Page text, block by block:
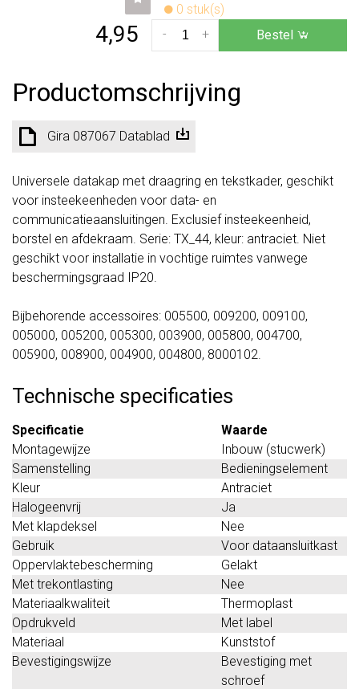
0 stuk(s)
4,95 +
- Bestel
Productomschrijving
Gira 087067 Datablad
Universele datakap met draagring en tekstkader, geschikt
voor insteekeenheden voor data- en
communicatieaansluitingen. Exclusief insteekeenheid,
borstel en afdekraam. Serie: TX_44, kleur: antraciet. Niet
geschikt voor installatie in vochtige ruimtes vanwege
beschermingsgraad IP20.
Bijbehorende accessoires: 005500, 009200, 009100,
005000, 005200, 005300, 003900, 005800, 004700,
005900, 008900, 004900, 004800, 8000102.
Technische specificaties
Specificatie
Waarde
Montagewijze
Inbouw (stucwerk)
Samenstelling
Bedieningselement
Kleur
Antraciet
Halogeenvrij
Ja
Met klapdeksel
Nee
Gebruik
Voor dataansluitkast
Oppervlaktebescherming
Gelakt
Met trekontlasting
Nee
Materiaalkwaliteit
Thermoplast
Opdrukveld
Met label
Materiaal
Kunststof
Bevestigingswijze
Bevestiging met
schroef